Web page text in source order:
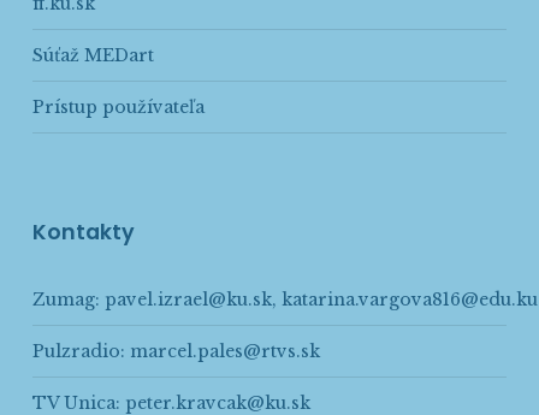
Súťaž MEDart
Prístup používateľa
Kontakty
Zumag: pavel.izrael@ku.sk,
Pulzradio: marcel.pales@rtvs.sk
TV Unica: peter.kravcak@ku.sk